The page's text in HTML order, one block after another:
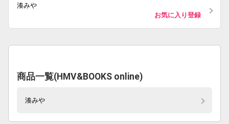
湊みや
お気に入り登録
商品一覧(HMV&BOOKS online)
湊みや